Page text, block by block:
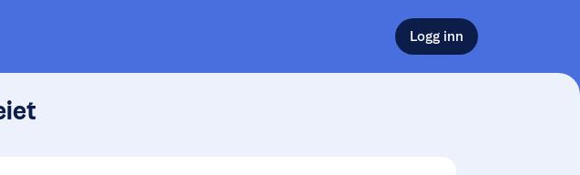
Logg inn